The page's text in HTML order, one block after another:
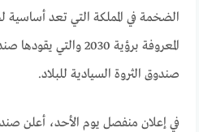
الضخمة في المملكة التي تعد أساسية
المعروفة برؤية 2030
صندوق الثروة السيادية للبلاد.
في إعلان منفصل يوم الأحد، أعلن